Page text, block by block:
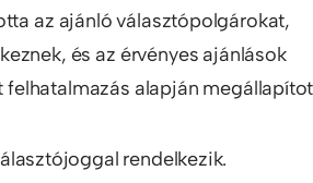
az ajánló választópolgárokat,
és az érvényes ajánlások
felhatalmazás alapján
rendelkezik.